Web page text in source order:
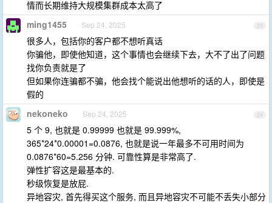
情而长期维持大规模集群成本太高了
23
ming1455 Sep 24, 2025
很多人，包括你的客户都不想听真话
你骗他，即使他知道，这个事情也会继续下去，大不了出了问题
找你负责就是了
但如果你连骗都不骗，他会找个能说出他想听的话的人，即使是
假的
24
nekoneko Sep 24, 2025
5 个 9, 也就是 0.99999 也就是 99.999%,
365*24*0.00001=0.0876, 也就是说一年最多不可用时间为
0.0876*60=5.256 分钟. 可靠性算是非常高了.
弹性扩容这是最基本的.
秒级恢复是放屁.
异地容灾, 首先得买这个服务, 而且异地容灾不可能不丢失小部分